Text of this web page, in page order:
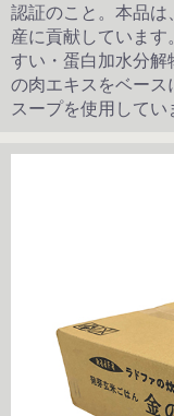
認証のこと。本品
産に貢献していま
すい・蛋白加水分
の肉エキスをベー
スープを使用してい